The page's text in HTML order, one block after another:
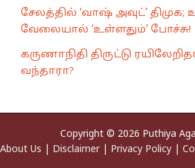
சேலத்தில் ‘வாஷ் அவுட்’ திமுக;
வேலையால் ‘உள்ளதும்’ போச்சு!
கருணாநிதி திருட்டு
வந்தாரா?
Copyright © 2026 Puthiya
About Us
Disclaimer| Privacy Policy